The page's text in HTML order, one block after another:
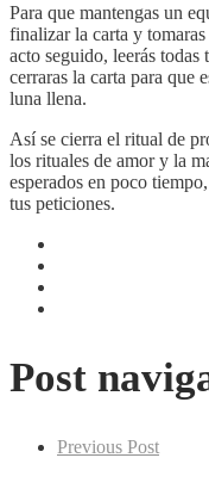
Para que mantengas un
finalizar la carta y
acto seguido, leerás
cerraras la carta para que
luna llena.
Así se cierra el ritual de
los rituales de amor y la
esperados en poco
tus peticiones.
Post
Previous Post